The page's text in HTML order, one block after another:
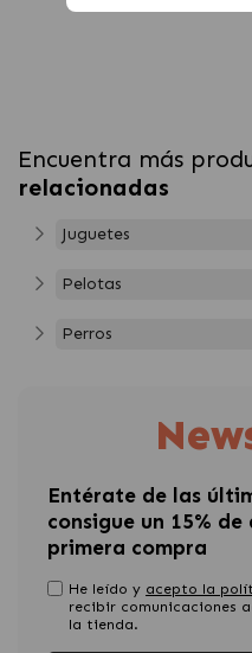
Encuentra más
relacionadas
Juguetes
Pelotas
Perros
Entérate de las
consigue un 15%
primera compra
He leído y acepto la
recibir comunicaciones
la tienda.